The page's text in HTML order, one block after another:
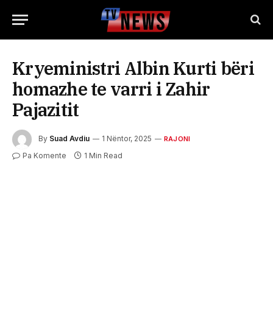
Kryeministri Albin Kurti bëri
homazhe te varri i Zahir
Pajazitit
By Suad Avdiu 1 Nëntor, 2025 RAJONI
Pa Komente 1 Min Read